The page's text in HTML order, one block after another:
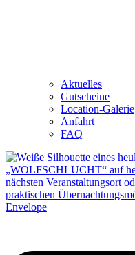
Aktuelles
Gutscheine
Location-Galerie
Anfahrt
FAQ
Envelope